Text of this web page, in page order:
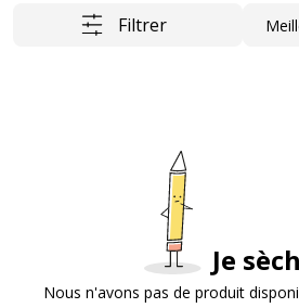
Filtrer Trier
Je
Nous n'avons pas de produit